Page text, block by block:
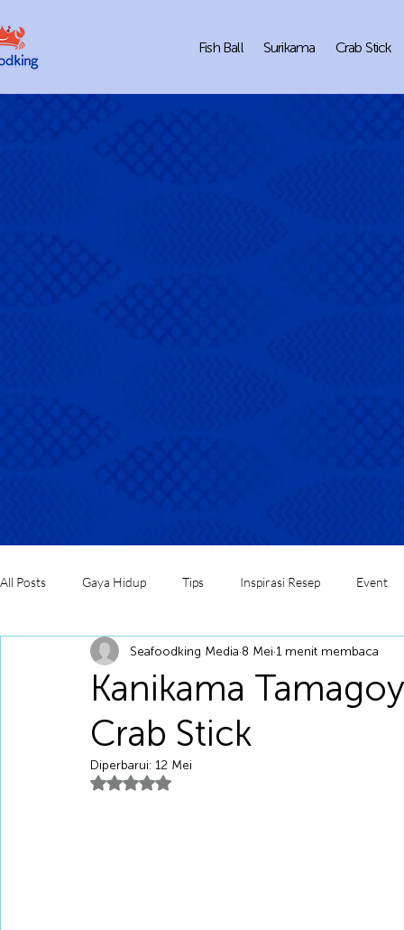
Fish Ball Surikama Crab Stick
All Posts Gaya Hidup Tips Inspirasi Resep Event
Kanikama
Crab Stick
Seafoodking Media 8 Mei 1 menit membaca
Diperbarui: 12 Mei
Dinilai NaN dari 5 bintang.